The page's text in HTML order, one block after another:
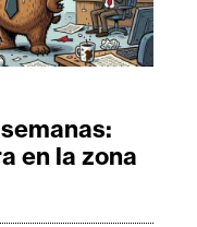
en la zona